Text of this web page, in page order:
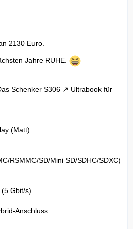
2130 Euro.
Jahre RUHE.
Schenker S306
Ultrabook für
(Matt)
RSMMC/SD/Mini SD/SDHC/SDXC)
Gbit/s)
Anschluss